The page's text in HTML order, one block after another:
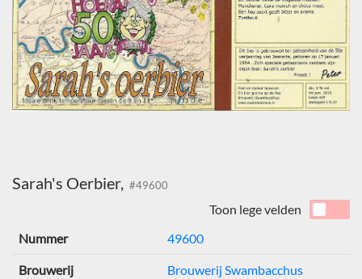
Sarah's Oerbier, #49600
Toon lege velden
Nummer
49600
Brouwerij Brouwerij Swambacchus